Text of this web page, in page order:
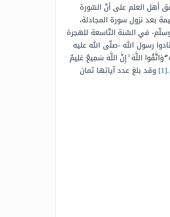
أهل العلم على أنّ السّورة
بعد نزول سورة المجادلة،
في السّنة التّاسعة للهجرة
رسول الله -صلّى الله عليه
اللَّهَ ۚ إِنَّ اللَّهَ سَمِيعٌ عَلِيمٌ
[1]
وقد بلغ عدد آياتها ثمان